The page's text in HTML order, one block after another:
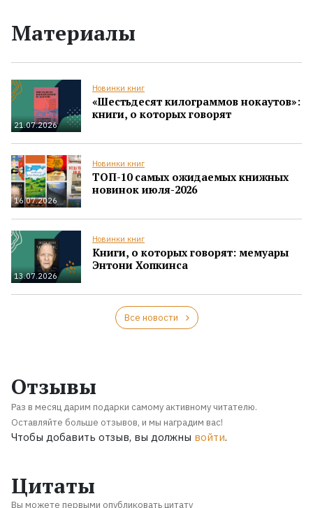
Материалы
21.07.2026
Новинки книг
«Шестьдесят килограммов нокаутов»:
книги, о которых говорят
16.07.2026
Новинки книг
ТОП-10 самых ожидаемых книжных
новинок июля-2026
13.07.2026
Новинки книг
Книги, о которых говорят: мемуары
Энтони Хопкинса
Все новости
Отзывы
Раз в месяц дарим подарки самому активному читателю.
Оставляйте больше отзывов, и мы наградим вас!
Чтобы добавить отзыв, вы должны войти.
Цитаты
Вы можете первыми опубликовать цитату